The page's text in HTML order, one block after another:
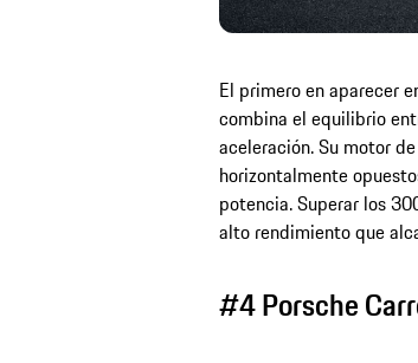
El primero en aparecer
combina el equilibrio
aceleración. Su motor
horizontalmente
potencia. Superar los
alto rendimiento que
#4 Porsche